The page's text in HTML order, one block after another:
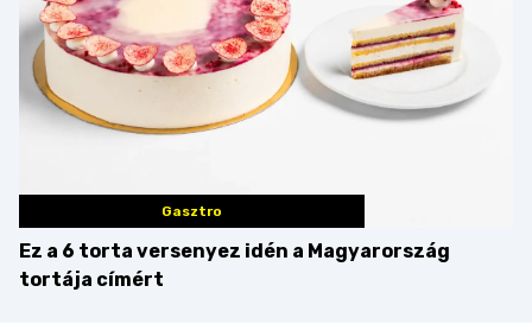
Gasztro
Ez a 6 torta versenyez idén a Magyarország
tortája címért